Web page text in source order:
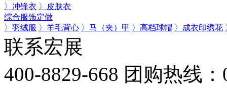
〉冲锋衣 〉皮肤衣
综合服饰定做
〉羽绒服 〉羊毛背心 〉马（夹）甲 〉高档球帽 〉成衣印绣花
联系宏展
400-8829-668 团购热线：